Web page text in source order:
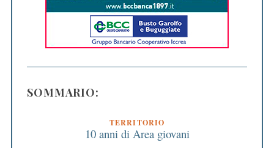
SOMMARIO:
TERRITORIO
10 anni di Area giovani